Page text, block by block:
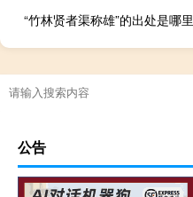
“竹林贤者渠称雄”的出处是哪里
公告